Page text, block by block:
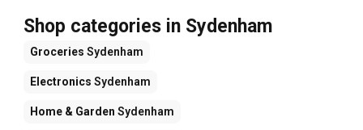
Shop categories in Sydenham
Groceries Sydenham
Electronics Sydenham
Home & Garden Sydenham